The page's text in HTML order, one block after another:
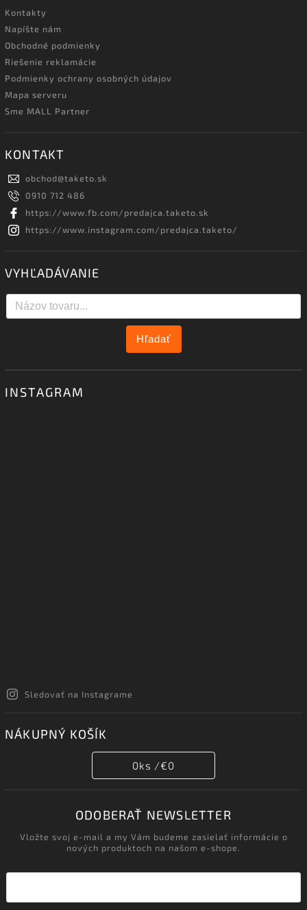
Kontakty
Napíšte nám
Obchodné podmienky
Riešenie reklamácie
Podmienky ochrany osobných údajov
Mapa serveru
Sme MALL Partner
KONTAKT
obchod@taketo.sk
0910 712 486
https://www.fb.com/predajca.taketo.sk
https://www.instagram.com/predajca.taketo/
VYHĽADÁVANIE
Hľadať
INSTAGRAM
Sledovať na Instagrame
NÁKUPNÝ KOŠÍK
0ks /€0
ODOBERAŤ NEWSLETTER
Vložte svoj e-mail a my Vám budeme zasielať informácie o
nových produktoch na našom e-shope.